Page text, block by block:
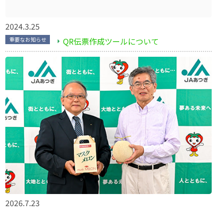
2024.3.25
重要なお知らせ QR伝票作成ツールについて
2026.7.23